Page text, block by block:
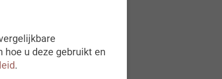
u deze gebruikt en
.